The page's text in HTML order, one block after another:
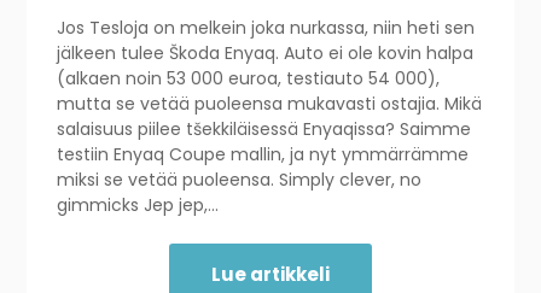
Jos Tesloja on melkein joka nurkassa, niin heti sen
jälkeen tulee Škoda Enyaq. Auto ei ole kovin halpa
(alkaen noin 53 000 euroa, testiauto 54 000),
mutta se vetää puoleensa mukavasti ostajia. Mikä
salaisuus piilee tšekkiläisessä Enyaqissa? Saimme
testiin Enyaq Coupe mallin, ja nyt ymmärrämme
miksi se vetää puoleensa. Simply clever, no
gimmicks Jep jep,…
Lue artikkeli